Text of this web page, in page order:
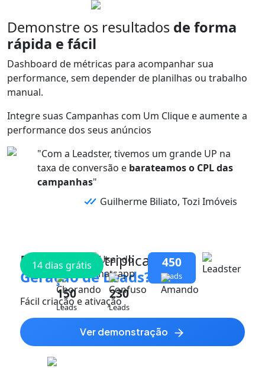
Demonstre os resultados de forma
rápida e fácil
Dashboard de métricas para acompanhar sua
performance, sem depender de planilhas ou trabalho
manual.
Integre suas Campanhas com Um Clique e aumente a
performance dos seus anúncios
"Com a Leadster, tivemos um grande UP na
taxa de conversão e barateamos o CPL das
campanhas"
Guilherme Biliato, Tozi Imóveis
150
Leads
230
Leads
450
Leads
14 dias grátis
Pronto para triplicar
sua
Geração de Leads?
Fácil criação e ativação
ver demonstração